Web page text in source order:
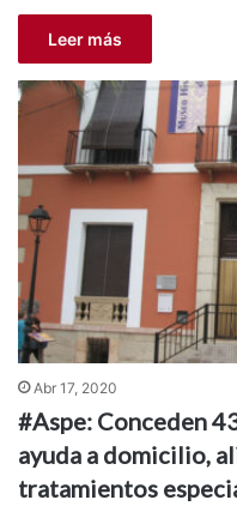
Leer más
Abr 17, 2020
#Aspe: Conceden
ayuda a domicilio,
tratamientos